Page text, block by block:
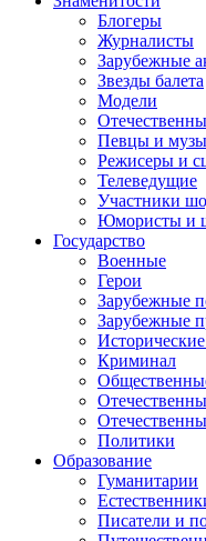
Блогеры
Журналисты
Зарубежные
Звезды балета
Модели
Певцы и
Режисеры и
Телеведущие
Участники
Юмористы и
Государство
Военные
Герои
Зарубежные
Зарубежные
Криминал
Политики
Образование
Гуманитарии
Писатели и